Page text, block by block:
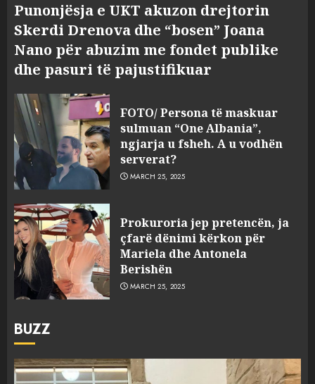
Punonjësja e UKT akuzon drejtorin
Skerdi Drenova dhe “bosen” Joana
Nano për abuzim me fondet publike
dhe pasuri të pajustifikuar
FOTO/ Persona të maskuar
sulmuan “One Albania”,
ngjarja u fsheh. A u vodhën
serverat?
MARCH 25, 2025
Prokuroria jep pretencën, ja
çfarë dënimi kërkon për
Mariela dhe Antonela
Berishën
MARCH 25, 2025
BUZZ